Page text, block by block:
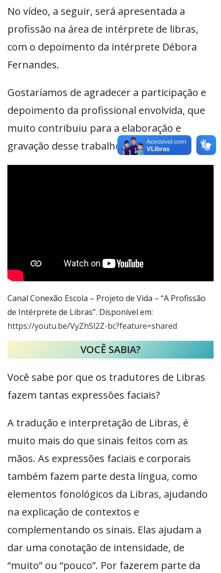
No vídeo, a seguir, será apresentada a
profissão na área de intérprete de libras,
com o depoimento da intérprete Débora
Fernandes.
Gostaríamos de agradecer a participação e
depoimento da profissional envolvida, que
muito contribuiu para a elaboração e
gravação desse trabalho.
Canal Conexão Escola – Projeto de Vida – “A Profissão
de Intérprete de Libras”. Disponível em:
https://youtu.be/VyZhSl2Z-bc?feature=shared
VOCÊ SABIA?
Você sabe por que os tradutores de Libras
fazem tantas expressões faciais?
A tradução e interpretação de Libras, é
muito mais do que sinais feitos com as
mãos. As expressões faciais e corporais
também fazem parte desta língua, como
elementos fonológicos da Libras, ajudando
na explicação de contextos e
complementando os sinais. Elas ajudam a
dar uma conotação de intensidade, de
“muito” ou “pouco”. Por fazerem parte da